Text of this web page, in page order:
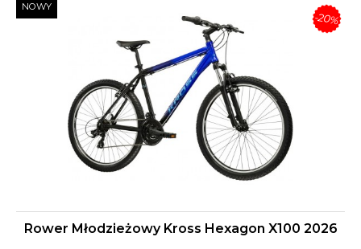
Rower Młodzieżowy Kross Hexagon X100 2026
NOWY
-20%